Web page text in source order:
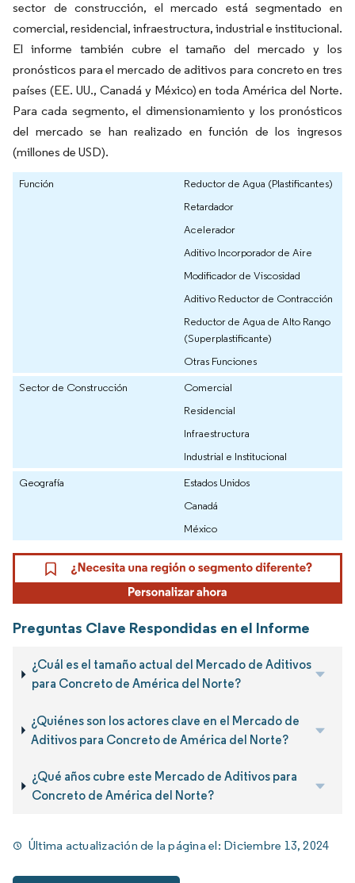
sector de construcción, el mercado está segmentado en
comercial, residencial, infraestructura, industrial e institucional.
El informe también cubre el tamaño del mercado y los
pronósticos para el mercado de aditivos para concreto en tres
países (EE. UU., Canadá y México) en toda América del Norte.
Para cada segmento, el dimensionamiento y los pronósticos
del mercado se han realizado en función de los ingresos
(millones de USD).
Función
Reductor de Agua (Plastificantes)
Retardador
Acelerador
Aditivo Incorporador de Aire
Modificador de Viscosidad
Aditivo Reductor de Contracción
Reductor de Agua de Alto Rango
(Superplastificante)
Otras Funciones
Sector de Construcción
Comercial
Residencial
Infraestructura
Industrial e Institucional
Geografía
Estados Unidos
Canadá
México
Preguntas Clave Respondidas en el Informe
¿Cuál es el tamaño actual del Mercado de Aditivos
para Concreto de América del Norte?
¿Quiénes son los actores clave en el Mercado de
Aditivos para Concreto de América del Norte?
¿Qué años cubre este Mercado de Aditivos para
Concreto de América del Norte?
Última actualización de la página el: Diciembre 13, 2024